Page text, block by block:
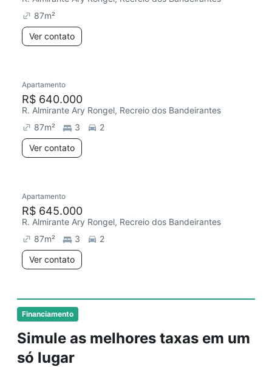
Financiamento
Simule as melhores taxas em um
só lugar
87m²
Ver contato
Apartamento
R$ 640.000
R. Almirante Ary Rongel, Recreio dos Bandeirantes
87m² 3
2
Ver contato
Apartamento
R$ 645.000
R. Almirante Ary Rongel, Recreio dos Bandeirantes
87m² 3
2
Ver contato